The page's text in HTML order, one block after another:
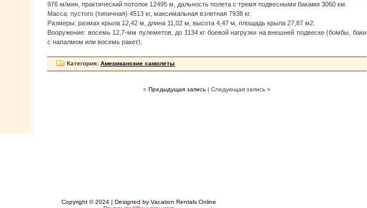
976 м/мин, практический потолок 12495 м, дальность полета с тремя подвесными баками 3060 км.
Масса: пустого (типичная) 4513 кг, максимальная взлетная 7938 кг.
Размеры: размах крыла 12,42 м, длина 11,02 м, высота 4,47 м, площадь крыла 27,87 м2.
Вооружение: восемь 12,7-мм пулеметов, до 1134 кг боевой нагрузки на внешней подвеске (бомбы, баки
с напалмом или восемь ракет).
Категория: Американские самолеты
« Предыдущая запись | Следующая запись »
Copyright © 2024 | Designed by Vacation Rentals Online